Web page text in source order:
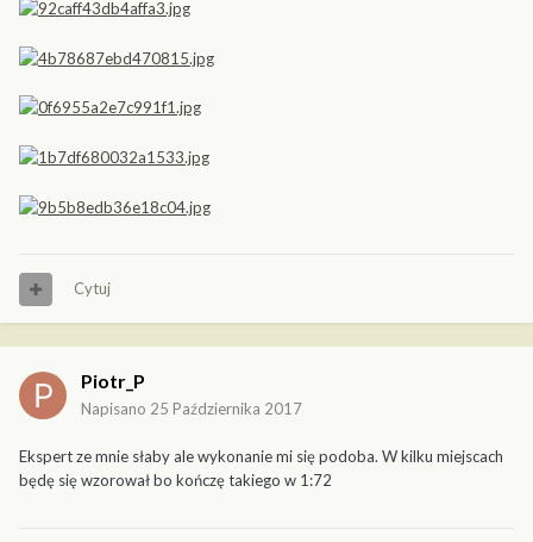
Cytuj
Piotr_P
Napisano 25 Października 2017
Ekspert ze mnie słaby ale wykonanie mi się podoba. W kilku miejscach
będę się wzorował bo kończę takiego w 1:72